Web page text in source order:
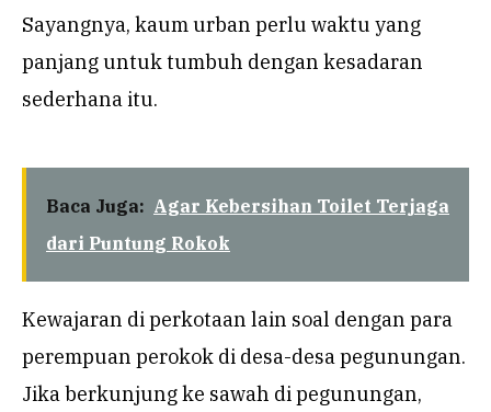
Sayangnya, kaum urban perlu waktu yang
panjang untuk tumbuh dengan kesadaran
sederhana itu.
Baca Juga: Agar Kebersihan Toilet Terjaga
dari Puntung Rokok
Kewajaran di perkotaan lain soal dengan para
perempuan perokok di desa-desa pegunungan.
Jika berkunjung ke sawah di pegunungan,